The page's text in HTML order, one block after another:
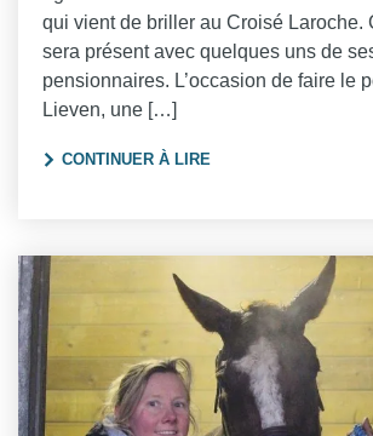
qui vient de briller au Croisé Laroche.
sera présent avec quelques uns de
pensionnaires. L’occasion de faire le
Lieven, une […]
CONTINUER À LIRE